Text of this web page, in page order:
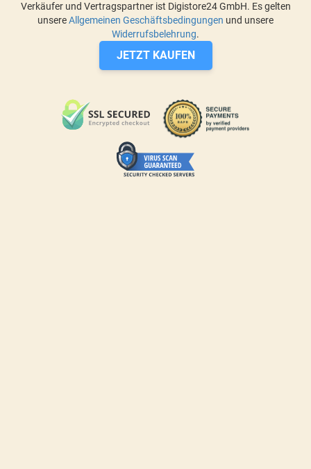
Verkäufer und Vertragspartner ist Digistore24 GmbH. Es gelten
unsereAllgemeinen Geschäftsbedingungen und unsere
Widerrufsbelehrung.
JETZT KAUFEN